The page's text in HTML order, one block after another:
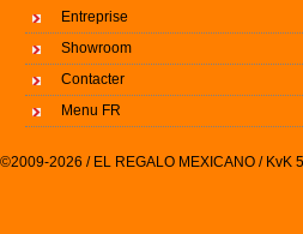
Entreprise
Showroom
Contacter
Menu FR
©2009-2026 / EL REGALO MEXICANO / KvK